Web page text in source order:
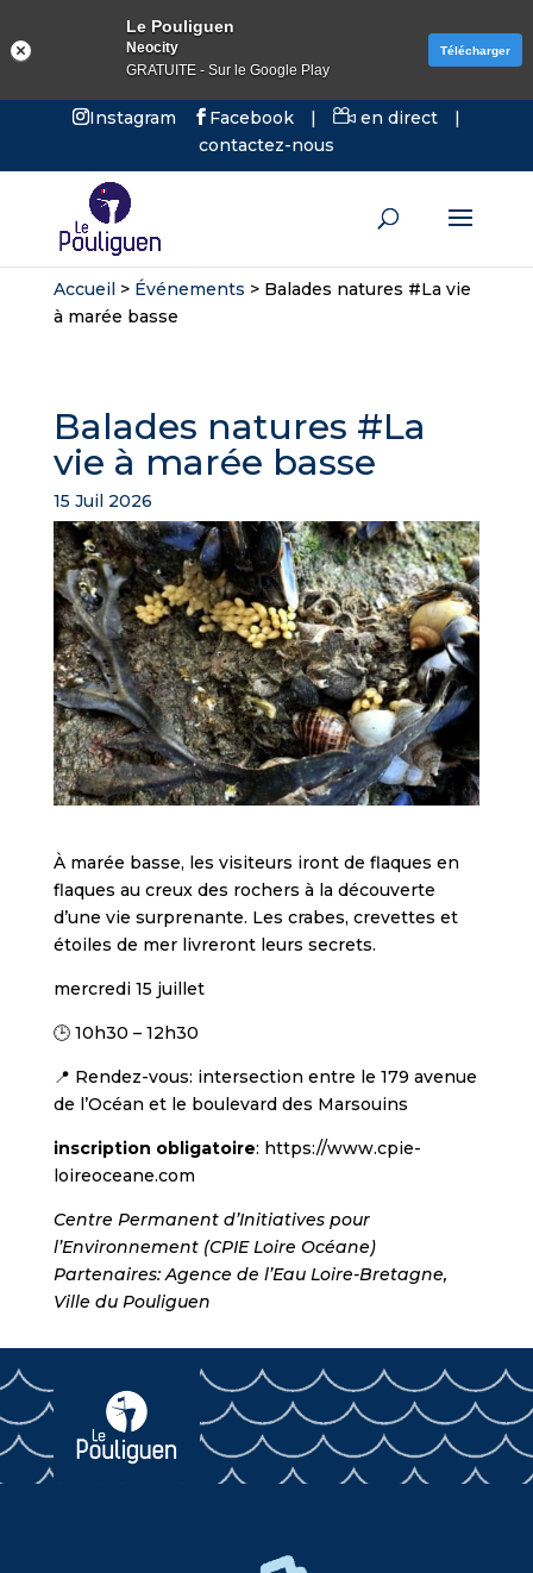
Instagram Facebook | en direct
|
contactez-nous
Accueil> Événements > Balades natures #La vie
à marée basse
Balades natures #La
vie à marée basse
15 Juil 2026
À marée basse, les visiteurs iront de flaques en
flaques au creux des rochers à la découverte
d’une vie surprenante. Les crabes, crevettes et
étoiles de mer livreront leurs secrets.
mercredi 15 juillet
🕒 10h30 – 12h30
📍 Rendez-vous: intersection entre le 179 avenue
de l’Océan et le boulevard des Marsouins
inscription obligatoire: https://www.cpie-
loireoceane.com
Centre Permanent d’Initiatives pour
l’Environnement (CPIE Loire Océane)
Partenaires: Agence de l’Eau Loire-Bretagne,
Ville du Pouliguen
Le Pouliguen
Neocity
GRATUITE - Sur le Google Play
Télécharger